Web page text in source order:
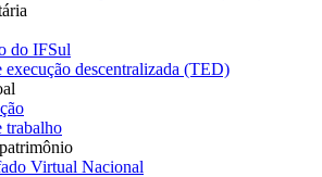
do IFSul
execução descentralizada (TED)
trabalho
Virtual Nacional